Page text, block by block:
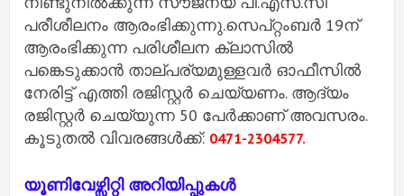
പരീശീലനം ആരംഭിക്കുന്നു.സെപ്റ്റംബർ 19ന്
ആരംഭിക്കുന്ന പരിശീലന ക്ലാസിൽ
പങ്കെടുക്കാൻ താല്പര്യമുള്ളവർ ഓഫീസിൽ
നേരിട്ട് എത്തി രജിസ്റ്റർ ചെയ്യണം. ആദ്യം
രജിസ്റ്റർ ചെയ്യുന്ന 50 പേർക്കാണ് അവസരം.
കൂടുതൽ വിവരങ്ങൾക്ക്: 0471-2304577.
യൂണിവേഴ്സിറ്റി അറിയിപ്പുകൾ